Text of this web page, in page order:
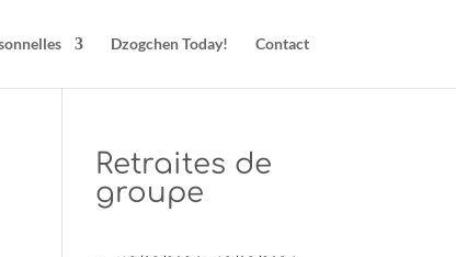
Dzogchen Today! Contact
Retraites de
groupe